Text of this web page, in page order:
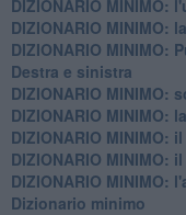
DIZIONARIO MINIMO:
DIZIONARIO MINIMO:
DIZIONARIO MINIMO:
Destra e sinistra
DIZIONARIO MINIMO:
DIZIONARIO MINIMO:
DIZIONARIO MINIMO:
DIZIONARIO MINIMO:
DIZIONARIO MINIMO:
Dizionario minimo